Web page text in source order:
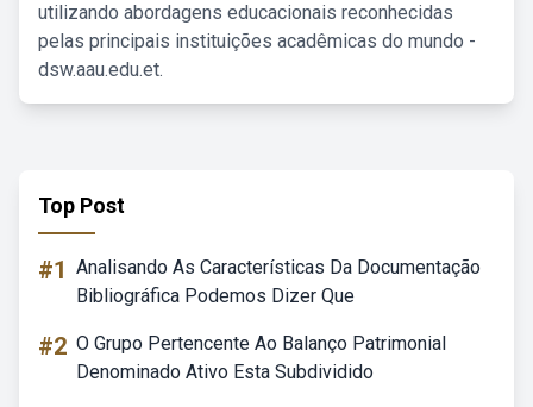
utilizando abordagens educacionais reconhecidas
pelas principais instituições acadêmicas do mundo -
dsw.aau.edu.et.
Top Post
#1 Analisando As Características Da Documentação
Bibliográfica Podemos Dizer Que
#2 O Grupo Pertencente Ao Balanço Patrimonial
Denominado Ativo Esta Subdividido